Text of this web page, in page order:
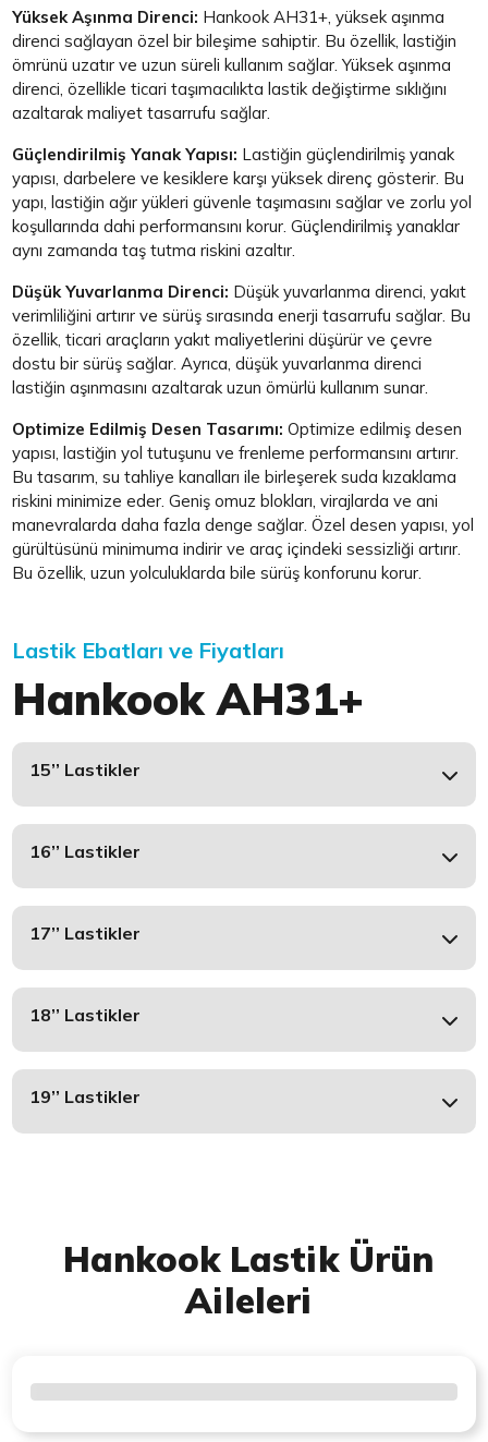
Yüksek Aşınma Direnci: Hankook AH31+, yüksek aşınma
direnci sağlayan özel bir bileşime sahiptir. Bu özellik, lastiğin
ömrünü uzatır ve uzun süreli kullanım sağlar. Yüksek aşınma
direnci, özellikle ticari taşımacılıkta lastik değiştirme sıklığını
azaltarak maliyet tasarrufu sağlar.
Güçlendirilmiş Yanak Yapısı: Lastiğin güçlendirilmiş yanak
yapısı, darbelere ve kesiklere karşı yüksek direnç gösterir. Bu
yapı, lastiğin ağır yükleri güvenle taşımasını sağlar ve zorlu yol
koşullarında dahi performansını korur. Güçlendirilmiş yanaklar
aynı zamanda taş tutma riskini azaltır.
Düşük Yuvarlanma Direnci: Düşük yuvarlanma direnci, yakıt
verimliliğini artırır ve sürüş sırasında enerji tasarrufu sağlar. Bu
özellik, ticari araçların yakıt maliyetlerini düşürür ve çevre
dostu bir sürüş sağlar. Ayrıca, düşük yuvarlanma direnci
lastiğin aşınmasını azaltarak uzun ömürlü kullanım sunar.
Optimize Edilmiş Desen Tasarımı:Optimize edilmiş desen
yapısı, lastiğin yol tutuşunu ve frenleme performansını artırır.
Bu tasarım, su tahliye kanalları ile birleşerek suda kızaklama
riskini minimize eder. Geniş omuz blokları, virajlarda ve ani
manevralarda daha fazla denge sağlar. Özel desen yapısı, yol
gürültüsünü minimuma indirir ve araç içindeki sessizliği artırır.
Bu özellik, uzun yolculuklarda bile sürüş konforunu korur.
Lastik Ebatları ve Fiyatları
Hankook AH31+
15’’ Lastikler
16’’ Lastikler
17’’ Lastikler
18’’ Lastikler
19’’ Lastikler
Hankook Lastik Ürün
Aileleri